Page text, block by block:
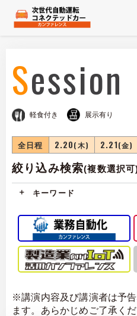
Session
全日程 2.20(木) 2.21(金)
軽食付き 展示有り
絞り込み検索(複数選択可
キーワード
※講演内容及び講演者は予
ます。あらかじめご了承くだ